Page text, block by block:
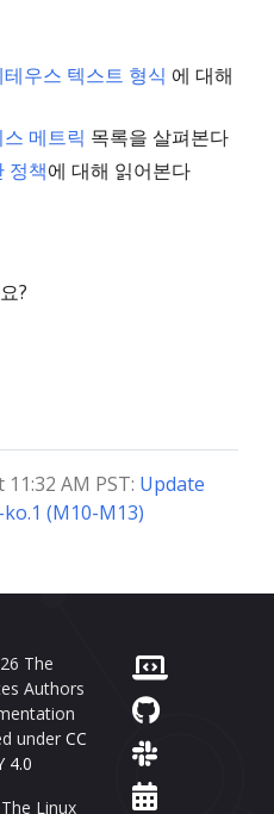
우스 텍스트 형식 에 대해
메트릭 목록을 살펴본다
정책에 대해 읽어본다
?
AM PST: Update
(M10-M13)
The
Authors
under CC
4.0
Linux